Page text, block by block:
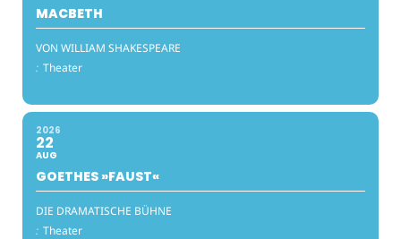
MACBETH
VON WILLIAM SHAKESPEARE
: Theater
2026
22
AUG
GOETHES »FAUST«
DIE DRAMATISCHE BÜHNE
: Theater